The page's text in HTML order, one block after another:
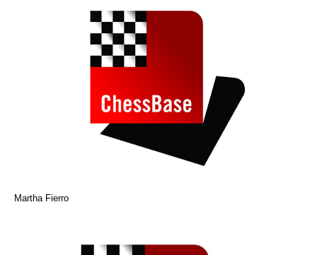
Martha Fierro